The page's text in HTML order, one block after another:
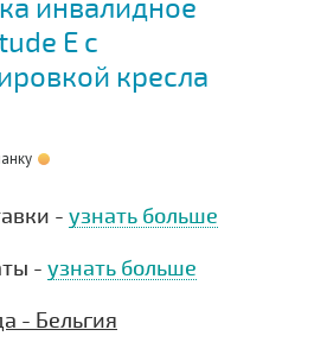
инвалидное
E с
кресла
- узнать больше
- узнать больше
- Бельгия